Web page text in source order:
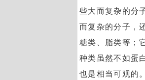
些大而复杂的分
而复杂的分子，
糖类、脂类等；
种类虽然不如蛋
也是相当可观的